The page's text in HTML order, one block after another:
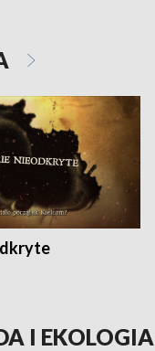
I EKOLOGIA